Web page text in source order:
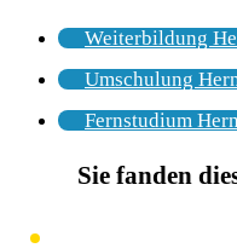
Weiterbildung
Umschulung
Fernstudium
Sie fanden